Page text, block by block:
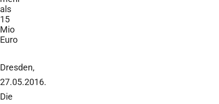
als
15
Mio
Euro
Dresden,
27.05.2016.
Die